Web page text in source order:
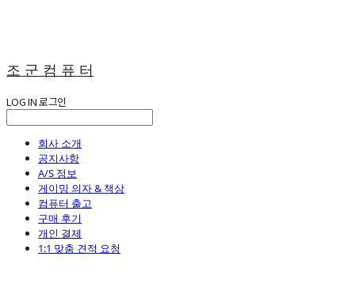
조 군 컴 퓨 터
LOG IN로그인
회사 소개
공지사항
A/S 정보
게이밍 의자 & 책상
컴퓨터 출고
구매 후기
개인 결제
1:1 맞춤 견적 요청